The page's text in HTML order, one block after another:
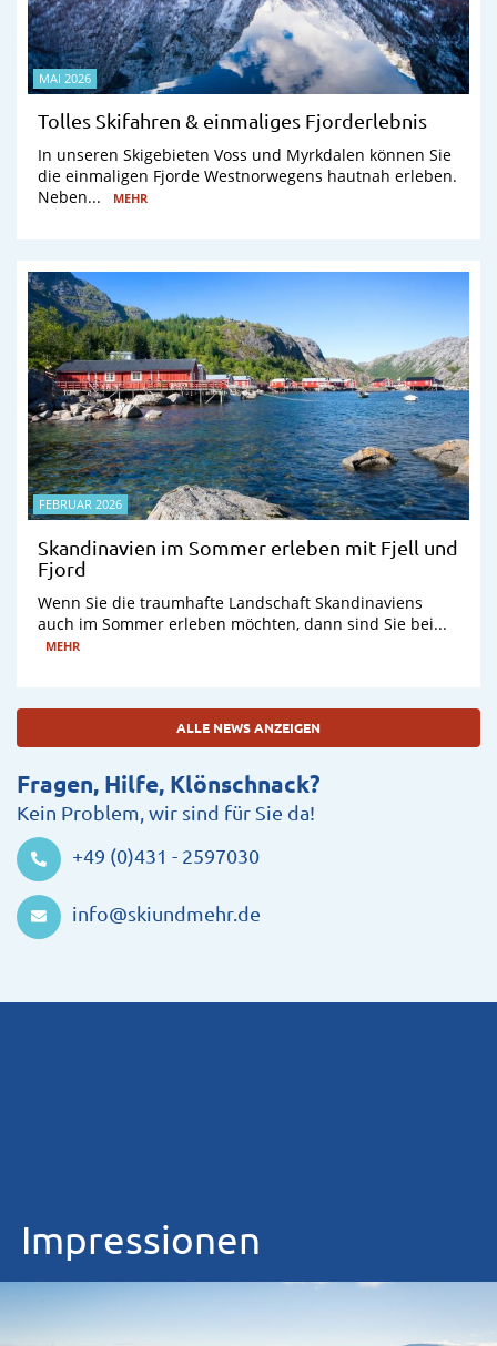
MAI 2026
Tolles Skifahren & einmaliges Fjorderlebnis
In unseren Skigebieten Voss und Myrkdalen können Sie
die einmaligen Fjorde Westnorwegens hautnah erleben.
Neben...
MEHR
FEBRUAR 2026
Skandinavien im Sommer erleben mit Fjell und
Fjord
Wenn Sie die traumhafte Landschaft Skandinaviens
auch im Sommer erleben möchten, dann sind Sie bei...
MEHR
ALLE NEWS ANZEIGEN
Fragen, Hilfe, Klönschnack?
Kein Problem, wir sind für Sie da!
+49 (0)431 - 2597030
info@skiundmehr.de
Impressionen